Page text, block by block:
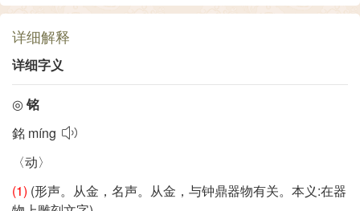
详细解释
详细字义
◎ 铭
銘 míng
〈动〉
(1) (形声。从金，名声。从金，与钟鼎器物有关。本义:在器